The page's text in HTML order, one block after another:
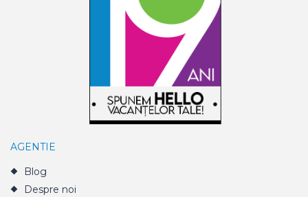
AGENTIE
Blog
Despre noi